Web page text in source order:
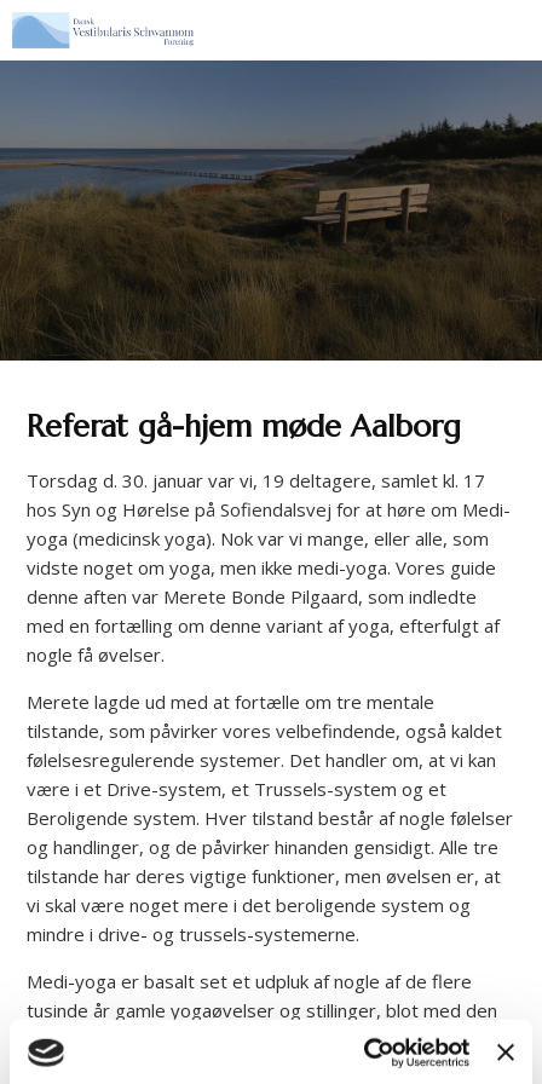
Spring til hovedindhold
Spring til sidefod
Referat gå-hjem møde Aalborg
Torsdag d. 30. januar var vi, 19 deltagere, samlet kl. 17
hos Syn og Hørelse på Sofiendalsvej for at høre om Medi-
yoga (medicinsk yoga). Nok var vi mange, eller alle, som
vidste noget om yoga, men ikke medi-yoga. Vores guide
denne aften var Merete Bonde Pilgaard, som indledte
med en fortælling om denne variant af yoga, efterfulgt af
nogle få øvelser.
Merete lagde ud med at fortælle om tre mentale
tilstande, som påvirker vores velbefindende, også kaldet
følelsesregulerende systemer. Det handler om, at vi kan
være i et Drive-system, et Trussels-system og et
Beroligende system. Hver tilstand består af nogle følelser
og handlinger, og de påvirker hinanden gensidigt. Alle tre
tilstande har deres vigtige funktioner, men øvelsen er, at
vi skal være noget mere i det beroligende system og
mindre i drive- og trussels-systemerne.
Medi-yoga er basalt set et udpluk af nogle af de flere
tusinde år gamle yogaøvelser og stillinger, blot med den
forskel at øvelserne er gennemgået medicinsk med en
tættekam.